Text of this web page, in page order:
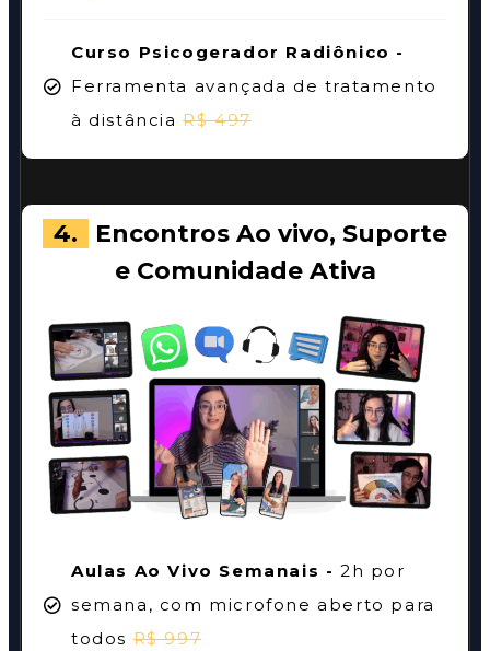
Curso Psicogerador Radiônico -
Ferramenta avançada de tratamento
à distânciaR$ 497
4.
Encontros Ao vivo, Suporte
e Comunidade Ativa
Aulas Ao Vivo Semanais - 2h por
semana, com microfone aberto para
todosR$ 997